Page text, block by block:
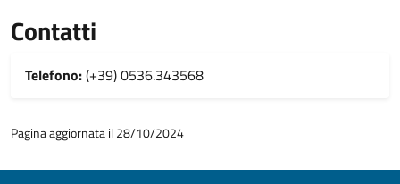
Contatti
Telefono:(+39) 0536.343568
Pagina aggiornata il 28/10/2024